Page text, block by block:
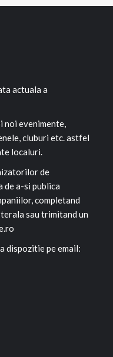
actuala a
noi evenimente,
cluburi etc. astfel
localuri.
de
a-si publica
completand
sau trimitand un
dispozitie pe email: